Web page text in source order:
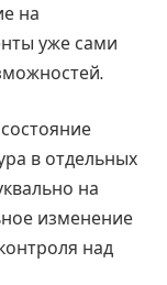
на
уже сами
в отдельных
на
изменение
над